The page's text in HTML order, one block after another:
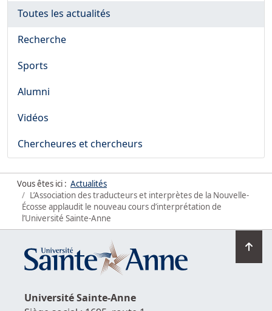
Toutes les actualités
Recherche
Sports
Alumni
Vidéos
Chercheures et chercheurs
Vous êtes ici : Actualités
L’Association des traducteurs et interprètes de la Nouvelle-
Écosse applaudit le nouveau cours d’interprétation de
l’Université Sainte-Anne
en
UniversitéSainte-Anne